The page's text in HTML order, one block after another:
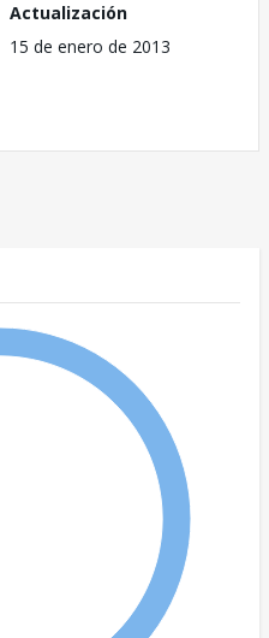
Actualización
15 de enero de 2013